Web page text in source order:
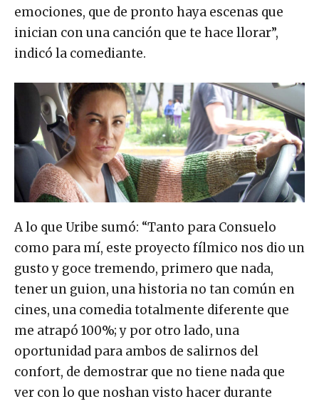
emociones, que de pronto haya escenas que
inician con una canción que te hace llorar”,
indicó la comediante.
A lo que Uribe sumó: “Tanto para Consuelo
como para mí, este proyecto fílmico nos dio un
gusto y goce tremendo, primero que nada,
tener un guion, una historia no tan común en
cines, una comedia totalmente diferente que
me atrapó 100%; y por otro lado, una
oportunidad para ambos de salirnos del
confort, de demostrar que no tiene nada que
ver con lo que noshan visto hacer durante